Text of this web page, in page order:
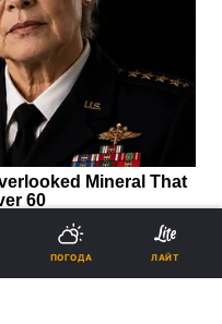
ПОГОДА ЛАЙТ